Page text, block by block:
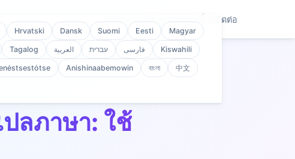
หน้าแรกเด่นพจนานุกรมบล็อก ติดต่อ
ลภาษา: ใช้
Hrvatski Dansk Suomi Eesti Magyar
Tagalog العربية עברית فارسی Kiswahili
Anishinaabemowin বাংলা 中文